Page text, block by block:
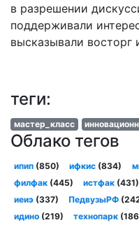
в разрешении
поддерживали
высказывали восторг
теги:
мастер_класс
Облако тегов
ипип(850) ифкис (834)
филфак(445) истфак (431)
иеиэ(337) ПедвузыРФ
идино(219) технопарк